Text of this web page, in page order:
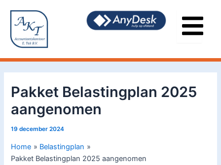
inhoud
Pakket Belastingplan 2025
aangenomen
19 december 2024
Home
Belastingplan
Pakket Belastingplan 2025 aangenomen
navigatie